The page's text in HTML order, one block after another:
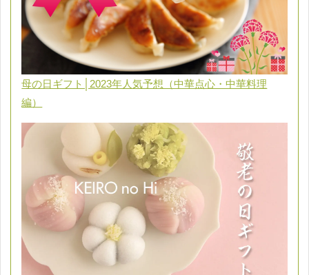
母の日ギフト│2023年人気予想（中華点心・中華料理
編）